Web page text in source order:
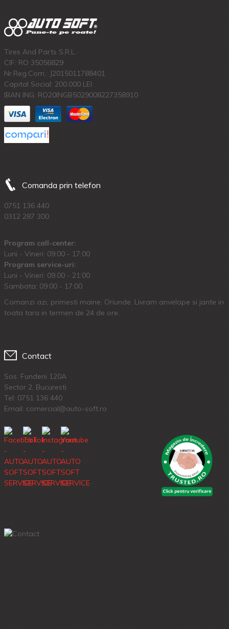
Tires And Parts S.R.L.
CIF: RO 35056829
Nr.Reg.Com.: J2015011788401
Capital Social: 200.000 LEI
IBAN ING: RO20INGB5029008227358910
Comanda prin telefon
0751 136 440
0312 287 300
Program call-center:
Luni - Vineri: 09:00 - 17:00
Program service-uri:
Luni - Vineri: 09.00 - 21:00
Sambata: 09:00 - 17:00
Comanzi azi, primesti maine. Oriunde. Livram anvelope si jante in
toata tara in termen de 24 de ore.
Contact
Sos. Fundeni 120A
Sector 2, Bucuresti
Tel: 0751 136 440
Email: comercial@auto-soft.ro